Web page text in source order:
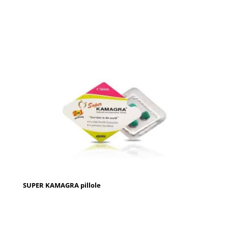
SUPER KAMAGRA pillole